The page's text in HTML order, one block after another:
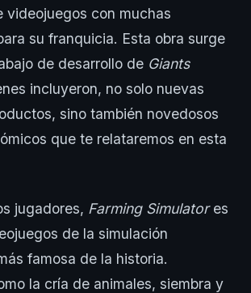
videojuegos con muchas
su franquicia. Esta obra surge
de desarrollo de Giants
incluyeron, no solo nuevas
sino también novedosos
que te relataremos en esta
jugadores, Farming Simulatores
de la simulación
famosa de la historia.
la cría de animales, siembra y